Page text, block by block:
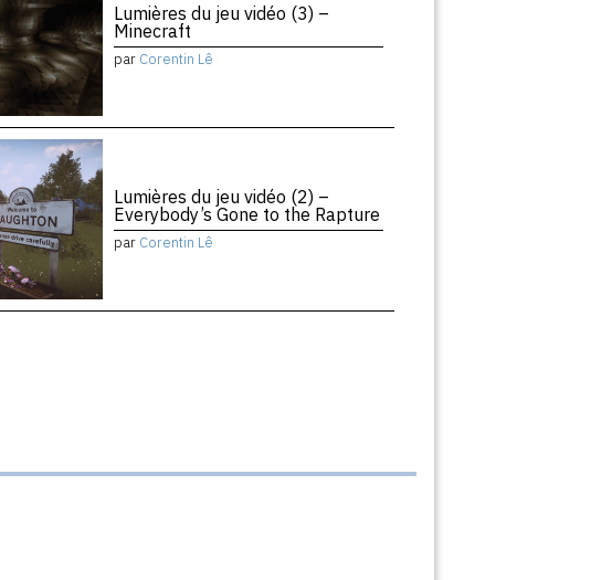
Lumières du jeu vidéo (3) –
Minecraft
par Corentin Lê
Lumières du jeu vidéo (2) –
Everybody’s Gone to the Rapture
par Corentin Lê